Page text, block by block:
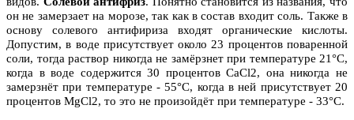
он не замерзает на морозе, так как в состав входит соль. Также в
основу солевого антифириза входят органические кислоты.
Допустим, в воде присутствует около 23 процентов поваренной
соли, тогда раствор никогда не замёрзнет при температуре 21°С,
когда в воде содержится 30 процентов СaCl2, она никогда не
замерзнёт при температуре - 55°С, когда в ней присутствует 20
процентов MgCl2, то это не произойдёт при температуре - 33°С.